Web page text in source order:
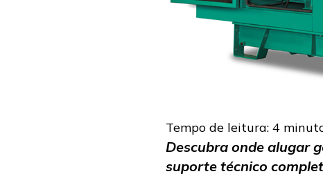
Tempo de leitura: 4
Descubra onde alugar
suporte técnico